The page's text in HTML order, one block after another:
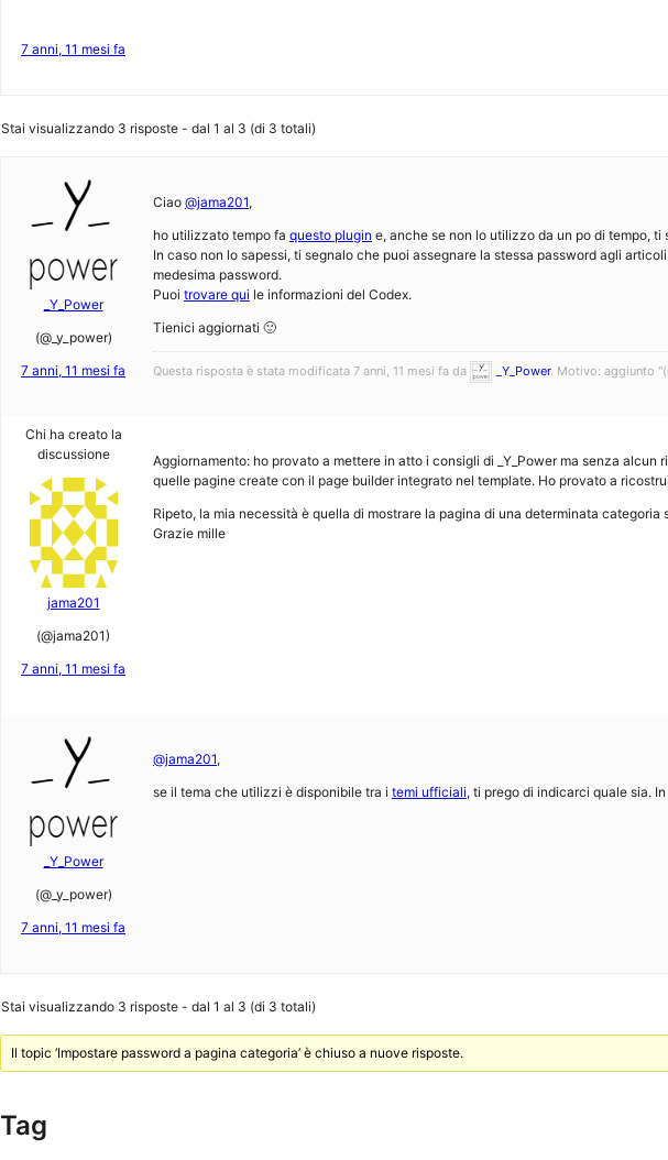
7 anni, 11 mesi fa
Stai visualizzando 3 risposte - dal 1 al 3 (di 3 totali)
_Y_Power
(@_y_power)
7 anni, 11 mesi fa
Ciao @jama201,
ho utilizzato tempo fa questo plugin e, anche se non lo utilizzo da un po di tempo, ti
In caso non lo sapessi, ti segnalo che puoi assegnare la stessa password agli
medesima password.
Puoi trovare qui le informazioni del Codex.
Tienici aggiornati 🙂
Questa risposta è stata modificata 7 anni, 11 mesi fa da _Y_Power. Motivo: aggiunto
Chi ha creato la
discussione
jama201
(@jama201)
7 anni, 11 mesi fa
Aggiornamento: ho provato a mettere in atto i consigli di _Y_Power ma senza
quelle pagine create con il page builder integrato nel template. Ho provato a
Ripeto, la mia necessità è quella di mostrare la pagina di una determinata
Grazie mille
_Y_Power
(@_y_power)
7 anni, 11 mesi fa
@jama201,
se il tema che utilizzi è disponibile tra i temi ufficiali, ti prego di indicarci quale sia.
Stai visualizzando 3 risposte - dal 1 al 3 (di 3 totali)
Il topic ‘Impostare password a pagina categoria’ è chiuso a nuove risposte.
Tag